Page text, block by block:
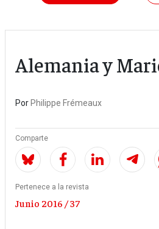
Alemania y
Por Philippe Frémeaux
Comparte
Pertenece a la revista
Junio 2016 / 37